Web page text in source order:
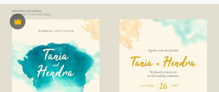
พรีเมี่ยม